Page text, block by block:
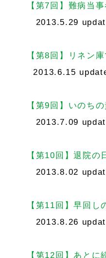
【第7回】難病当
2013.5.29
【第8回】リネン
2013.6.15
【第9回】いのち
2013.7.09
【第10回】退院の
2013.8.02
【第11回】早回
2013.8.26
【第12回】あとに